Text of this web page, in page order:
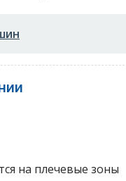
на плечевые зоны